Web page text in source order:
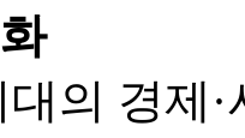
의 경제